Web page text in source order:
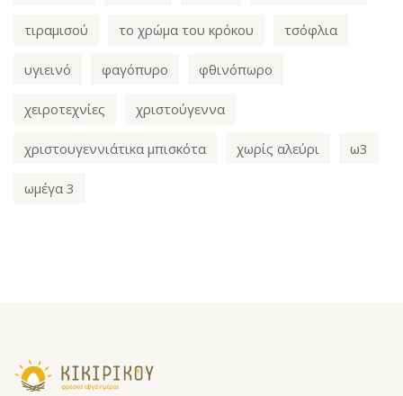
τιραμισού το χρώμα του κρόκου τσόφλια
υγιεινό φαγόπυρο φθινόπωρο
χειροτεχνίες χριστούγεννα
χριστουγεννιάτικα μπισκότα χωρίς αλεύρι ω3
ωμέγα 3